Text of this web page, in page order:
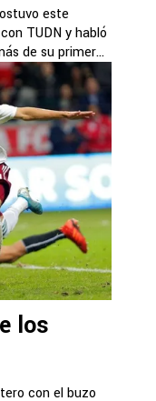
este
TUDN y habló
de su primer...
los
con el buzo